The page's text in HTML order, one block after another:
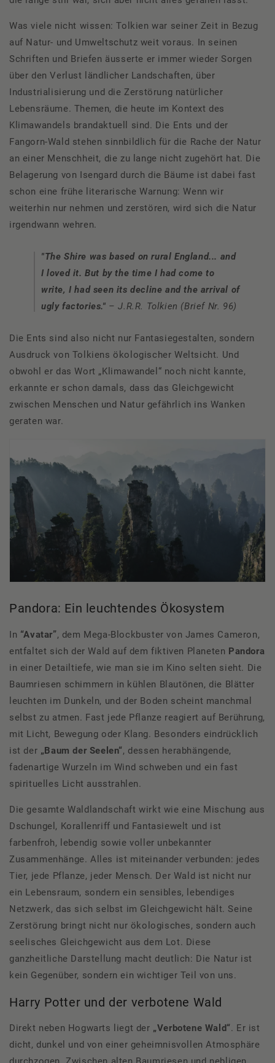
Was viele nicht wissen: Tolkien war seiner Zeit in Bezug
auf Natur- und Umweltschutz weit voraus. In seinen
Schriften und Briefen äusserte er immer wieder Sorgen
über den Verlust ländlicher Landschaften, über
Industrialisierung und die Zerstörung natürlicher
Lebensräume. Themen, die heute im Kontext des
Klimawandels brandaktuell sind. Die Ents und der
Fangorn-Wald stehen sinnbildlich für die Rache der Natur
an einer Menschheit, die zu lange nicht zugehört hat. Die
Belagerung von Isengard durch die Bäume ist dabei fast
schon eine frühe literarische Warnung: Wenn wir
weiterhin nur nehmen und zerstören, wird sich die Natur
irgendwann wehren.
"The Shire was based on rural England... and
I loved it. But by the time I had come to
write, I had seen its decline and the arrival of
ugly factories." – J.R.R. Tolkien (Brief Nr. 96)
Die Ents sind also nicht nur Fantasiegestalten, sondern
Ausdruck von Tolkiens ökologischer Weltsicht. Und
obwohl er das Wort „Klimawandel“ noch nicht kannte,
erkannte er schon damals, dass das Gleichgewicht
zwischen Menschen und Natur gefährlich ins Wanken
geraten war.
Pandora: Ein leuchtendes Ökosystem
In “Avatar”, dem Mega-Blockbuster von James Cameron,
entfaltet sich der Wald auf dem fiktiven Planeten Pandora
in einer Detailtiefe, wie man sie im Kino selten sieht. Die
Baumriesen schimmern in kühlen Blautönen, die Blätter
leuchten im Dunkeln, und der Boden scheint manchmal
selbst zu atmen. Fast jede Pflanze reagiert auf Berührung,
mit Licht, Bewegung oder Klang. Besonders eindrücklich
ist der „Baum der Seelen“, dessen herabhängende,
fadenartige Wurzeln im Wind schweben und ein fast
spirituelles Licht ausstrahlen.
Die gesamte Waldlandschaft wirkt wie eine Mischung aus
Dschungel, Korallenriff und Fantasiewelt und ist
farbenfroh, lebendig sowie voller unbekannter
Zusammenhänge. Alles ist miteinander verbunden: jedes
Tier, jede Pflanze, jeder Mensch. Der Wald ist nicht nur
ein Lebensraum, sondern ein sensibles, lebendiges
Netzwerk, das sich selbst im Gleichgewicht hält. Seine
Zerstörung bringt nicht nur ökologisches, sondern auch
seelisches Gleichgewicht aus dem Lot. Diese
ganzheitliche Darstellung macht deutlich: Die Natur ist
kein Gegenüber, sondern ein wichtiger Teil von uns.
Harry Potter und der verbotene Wald
Direkt neben Hogwarts liegt der „Verbotene Wald“. Er ist
dicht, dunkel und von einer geheimnisvollen Atmosphäre